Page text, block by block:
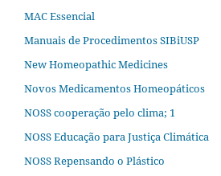
MAC Essencial
Manuais de Procedimentos SIBiUSP
New Homeopathic Medicines
Novos Medicamentos Homeopáticos
NOSS cooperação pelo clima; 1
NOSS Educação para Justiça Climática
NOSS Repensando o Plástico